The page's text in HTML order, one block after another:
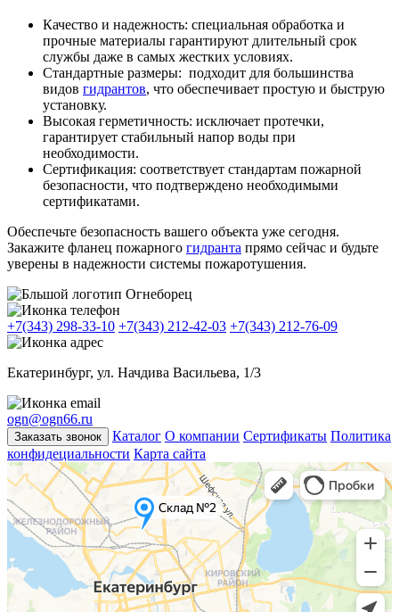
Качество и надежность: специальная обработка и
прочные материалы гарантируют длительный срок
службы даже в самых жестких условиях.
Стандартные размеры: подходит для большинства
видов гидрантов, что обеспечивает простую и быструю
установку.
Высокая герметичность: исключает протечки,
гарантирует стабильный напор воды при
необходимости.
Сертификация: соответствует стандартам пожарной
безопасности, что подтверждено необходимыми
сертификатами.
Обеспечьте безопасность вашего объекта уже сегодня.
Закажите фланец пожарного гидранта прямо сейчас и будьте
уверены в надежности системы пожаротушения.
+7(343) 298-33-10 +7(343) 212-42-03 +7(343) 212-76-09
Екатеринбург, ул. Начдива Васильева, 1/3
ogn@ogn66.ru
Заказать звонок Каталог О компании Сертификаты Политика
конфидециальности Карта сайта